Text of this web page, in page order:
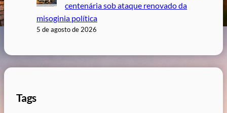
centenária sob ataque renovado da
misoginia política
5 de agosto de 2026
Tags